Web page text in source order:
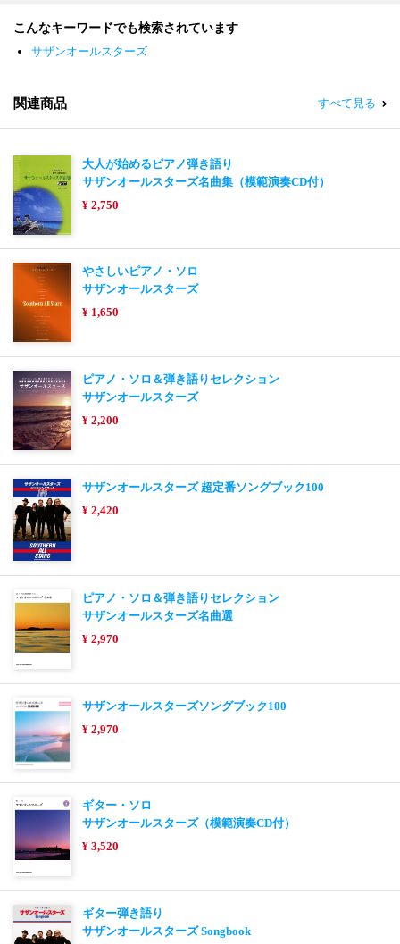
こんなキーワードでも検索されています
サザンオールスターズ
関連商品 すべて見る
大人が始めるピアノ弾き語り
サザンオールスターズ名曲集（模範演奏CD付）
¥ 2,750
やさしいピアノ・ソロ
サザンオールスターズ
¥ 1,650
ピアノ・ソロ＆弾き語りセレクション
サザンオールスターズ
¥ 2,200
サザンオールスターズ 超定番ソングブック100
¥ 2,420
ピアノ・ソロ＆弾き語りセレクション
サザンオールスターズ名曲選
¥ 2,970
サザンオールスターズソングブック100
¥ 2,970
ギター・ソロ
サザンオールスターズ（模範演奏CD付）
¥ 3,520
ギター弾き語り
サザンオールスターズ Songbook